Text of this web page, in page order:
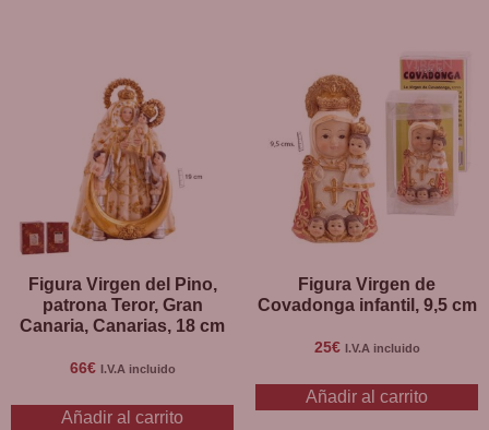
Figura Virgen del Pino,
patrona Teror, Gran
Canaria, Canarias, 18 cm
66€ I.V.A incluido
Añadir al carrito
Figura Virgen de
Covadonga infantil, 9,5 cm
25€ I.V.A incluido
Añadir al carrito